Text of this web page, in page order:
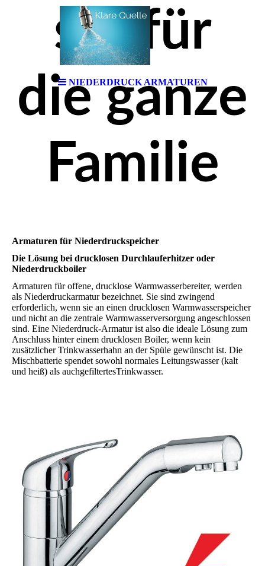
NIEDERDRUCK ARMATUREN
ser für
die ganze
Familie
Armaturen für Niederdruckspeicher
Die Lösung bei drucklosen Durchlauferhitzer oder
Niederdruckboiler
Armaturen für offene, drucklose Warmwasserbereiter, werden
als Niederdruckarmatur bezeichnet. Sie sind zwingend
erforderlich, wenn sie an einen drucklosen Warmwasserspeicher
und nicht an die zentrale Warmwasserversorgung angeschlossen
sind. Eine Niederdruck-Armatur ist also die ideale Lösung zum
Anschluss hinter einem drucklosen Boiler, wenn kein
zusätzlicher Trinkwasserhahn an der Spüle gewünscht ist. Die
Mischbatterie spendet sowohl normales Leitungswasser (kalt
und heiß) als auchgefiltertesTrinkwasser.